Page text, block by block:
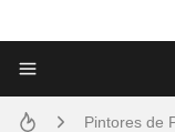
Pintores de